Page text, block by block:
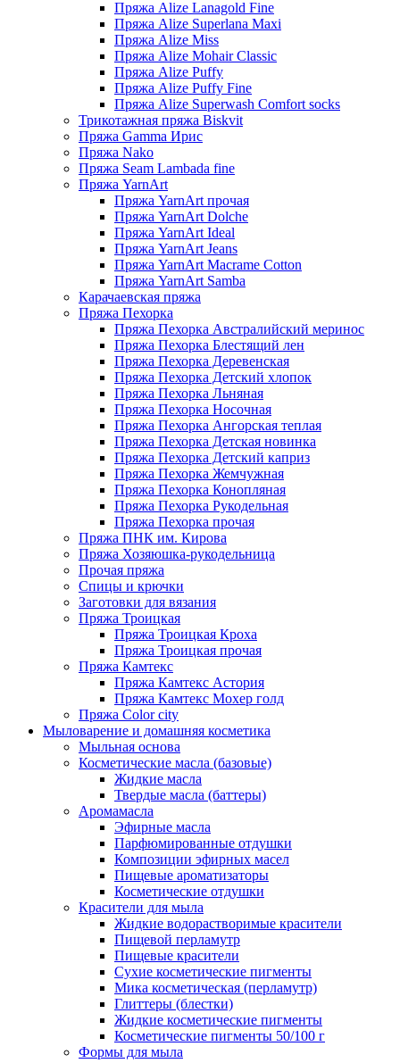
Пряжа Alize Lanagold Fine
Пряжа Alize Superlana Maxi
Пряжа Alize Miss
Пряжа Alize Mohair Classic
Пряжа Alize Puffy
Пряжа Alize Puffy Fine
Пряжа Alize Superwash Comfort socks
Трикотажная пряжа Biskvit
Пряжа Gamma Ирис
Пряжа Nako
Пряжа Seam Lambada fine
Пряжа YarnArt
Пряжа YarnArt прочая
Пряжа YarnArt Dolche
Пряжа YarnArt Ideal
Пряжа YarnArt Jeans
Пряжа YarnArt Macrame Cotton
Пряжа YarnArt Samba
Карачаевская пряжа
Пряжа Пехорка
Пряжа Пехорка Австралийский меринос
Пряжа Пехорка Блестящий лен
Пряжа Пехорка Деревенская
Пряжа Пехорка Детский хлопок
Пряжа Пехорка Льняная
Пряжа Пехорка Носочная
Пряжа Пехорка Ангорская теплая
Пряжа Пехорка Детская новинка
Пряжа Пехорка Детский каприз
Пряжа Пехорка Жемчужная
Пряжа Пехорка Конопляная
Пряжа Пехорка Рукодельная
Пряжа Пехорка прочая
Пряжа ПНК им. Кирова
Пряжа Хозяюшка-рукодельница
Прочая пряжа
Спицы и крючки
Заготовки для вязания
Пряжа Троицкая
Пряжа Троицкая Кроха
Пряжа Троицкая прочая
Пряжа Камтекс
Пряжа Камтекс Астория
Пряжа Камтекс Мохер голд
Пряжа Color city
Мыловарение и домашняя косметика
Мыльная основа
Косметические масла (базовые)
Жидкие масла
Твердые масла (баттеры)
Аромамасла
Эфирные масла
Парфюмированные отдушки
Композиции эфирных масел
Пищевые ароматизаторы
Косметические отдушки
Красители для мыла
Жидкие водорастворимые красители
Пищевой перламутр
Пищевые красители
Сухие косметические пигменты
Мика косметическая (перламутр)
Глиттеры (блестки)
Жидкие косметические пигменты
Косметические пигменты 50/100 г
Формы для мыла